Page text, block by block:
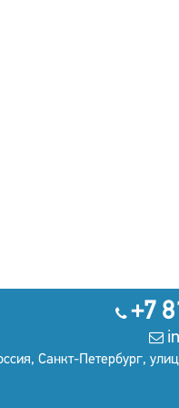
+7
Санкт-Петербург,